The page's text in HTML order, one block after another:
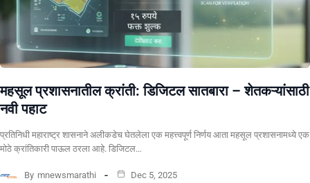
महसूल प्रशासनातील क्रांती: डिजिटल सातबारा – शेतकऱ्यांसाठी
नवी पहाट
प्रतिनिधी ​महाराष्ट्र शासनाने अलीकडेच घेतलेला एक महत्त्वपूर्ण निर्णय आता महसूल प्रशासनामध्ये एक
मोठे क्रांतिकारी पाऊल ठरला आहे. डिजिटल…
By mnewsmarathi Dec 5, 2025